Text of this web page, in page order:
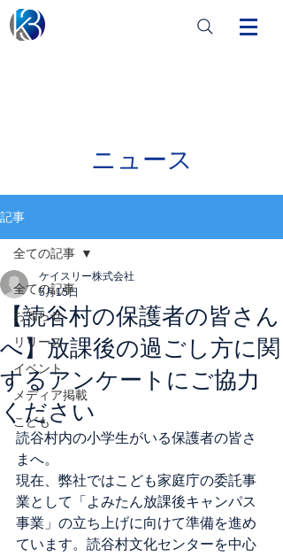
ニュース
記事
全ての記事
お知らせ
リリース
イベント
メディア掲載
こども
全ての記事
【読谷村の保護者の皆さん
へ】放課後の過ごし方に関
するアンケートにご協力
ください
ケイスリー株式会社
5月15日
読谷村内の小学生がいる保護者の皆さ
まへ。
現在、弊社ではこども家庭庁の委託事
業として「よみたん放課後キャンパス
事業」の立ち上げに向けて準備を進め
ています。読谷村文化センターを中心